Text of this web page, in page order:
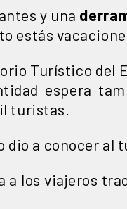
y una
estás
Turístico del
espera
turistas.
dio a conocer al
a los viajeros